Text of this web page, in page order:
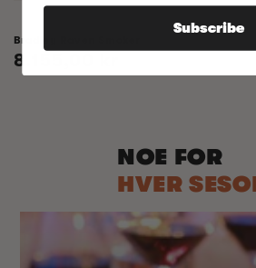
Bradley Raven Smoker
Vanlig
pris
8.155,00 kr
NOE FOR
HVER
Subscribe